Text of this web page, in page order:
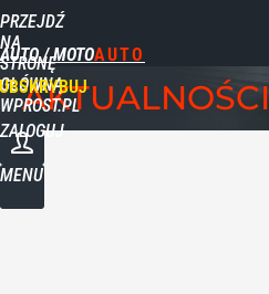
PRZEJDŹ
NA
STRONĘ
GŁÓWNĄ
WPROST.PL
AUTO / MOTO
ZALOGUJ
MENU
AKTUALNOŚCI